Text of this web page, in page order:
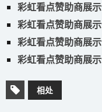
彩虹看点赞助商展
彩虹看点赞助商展
彩虹看点赞助商展
彩虹看点赞助商展
相处